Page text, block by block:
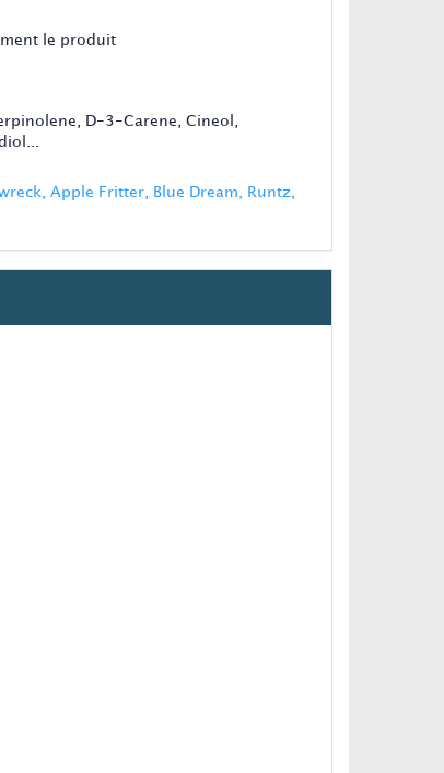
le produit
D-3-Carene, Cineol,
Apple Fritter, Blue Dream, Runtz,